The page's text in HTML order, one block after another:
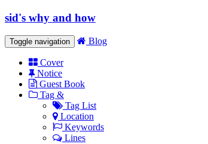
sid's why and how
Toggle navigation Blog
Cover
Notice
Guest Book
Tag &
Tag List
Location
Keywords
Lines